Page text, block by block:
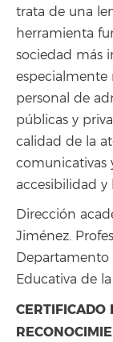
trata de una
herramienta
sociedad más
especialmente
personal de
públicas y
calidad de la
comunicativas
accesibilidad
Dirección
Jiménez.
Departamento
Educativa de
CERTIFICADO